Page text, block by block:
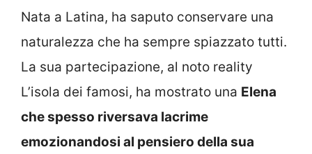
Nata a Latina, ha saputo conservare una
naturalezza che ha sempre spiazzato tutti.
La sua partecipazione, al noto reality
L’isola dei famosi, ha mostrato una Elena
che spesso riversava lacrime
emozionandosi al pensiero della sua